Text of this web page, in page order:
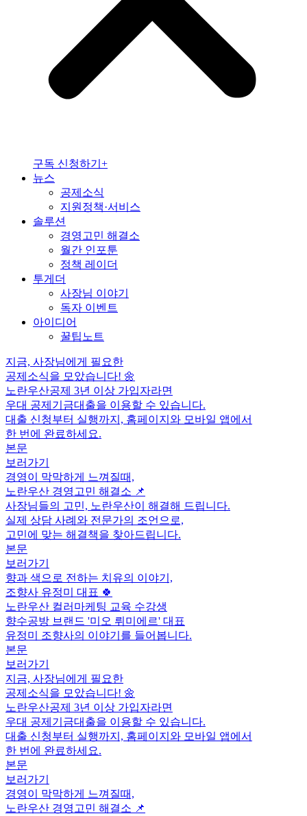
구독 신청하기+
뉴스
공제소식
지원정책·서비스
솔루션
경영고민 해결소
월간 인포툰
정책 레이더
투게더
사장님 이야기
독자 이벤트
아이디어
꿀팁노트
지금, 사장님에게 필요한
공제소식을 모았습니다! 🌼
노란우산공제 3년 이상 가입자라면
우대 공제기금대출을 이용할 수 있습니다.
대출 신청부터 실행까지, 홈페이지와 모바일 앱에서
한 번에 완료하세요.
본문
보러가기
경영이 막막하게 느껴질때,
노란우산 경영고민 해결소 📌
사장님들의 고민, 노란우산이 해결해 드립니다.
실제 상담 사례와 전문가의 조언으로,
고민에 맞는 해결책을 찾아드립니다.
본문
보러가기
향과 색으로 전하는 치유의 이야기,
조향사 유정미 대표 🍀
노란우산 컬러마케팅 교육 수강생
향수공방 브랜드 '미오 뤼미에르' 대표
유정미 조향사의 이야기를 들어봅니다.
본문
보러가기
지금, 사장님에게 필요한
공제소식을 모았습니다! 🌼
노란우산공제 3년 이상 가입자라면
우대 공제기금대출을 이용할 수 있습니다.
대출 신청부터 실행까지, 홈페이지와 모바일 앱에서
한 번에 완료하세요.
본문
보러가기
경영이 막막하게 느껴질때,
노란우산 경영고민 해결소 📌